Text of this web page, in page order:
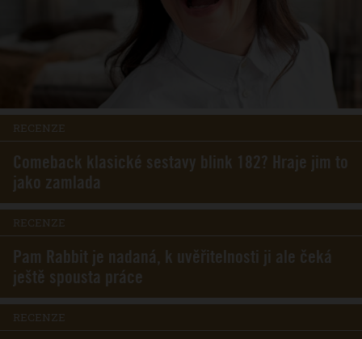
RECENZE
Comeback klasické sestavy blink 182? Hraje jim to
jako zamlada
RECENZE
Pam Rabbit je nadaná, k uvěřitelnosti ji ale čeká
ještě spousta práce
RECENZE